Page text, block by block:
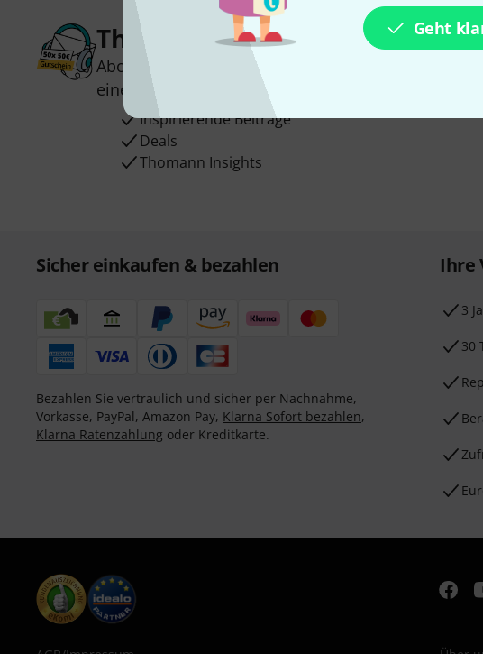
Geht
Thomann Newsletter
Abonniere den Thomann Newsletter und gewinne
einen von
50 Gutscheinen
Inspirierende Beiträge
Deals
Thomann Insights
Sicher einkaufen & bezahlen
Bezahlen Sie vertraulich und sicher per Nachnahme,
Vorkasse, PayPal, Amazon Pay, Klarna Sofort bezahlen,
Klarna Ratenzahlung oder Kreditkarte.
Ihre
3
30